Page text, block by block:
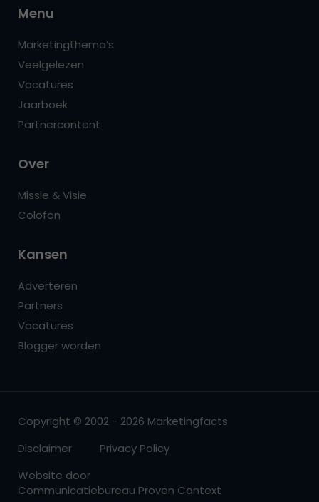
Menu
Marketingthema’s
Veelgelezen
Vacatures
Jaarboek
Partnercontent
Over
Missie & Visie
Colofon
Kansen
Adverteren
Partners
Vacatures
Blogger worden
Copyright © 2002 - 2026 Marketingfacts
Disclaimer
Privacy Policy
Website door
Communicatiebureau Proven Context